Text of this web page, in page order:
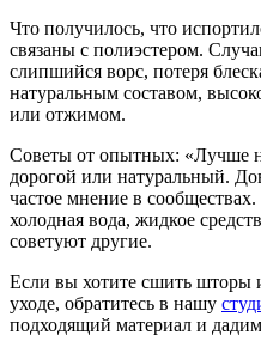
Что получилось, что
связаны с полиэстером.
слипшийся ворс, потеря
натуральным составом,
или отжимом.
Советы от опытных: «Лучше
дорогой или натуральный.
частое мнение в
холодная вода, жидкое
советуют другие.
Если вы хотите сшить шторы
уходе, обратитесь в нашу
подходящий материал и